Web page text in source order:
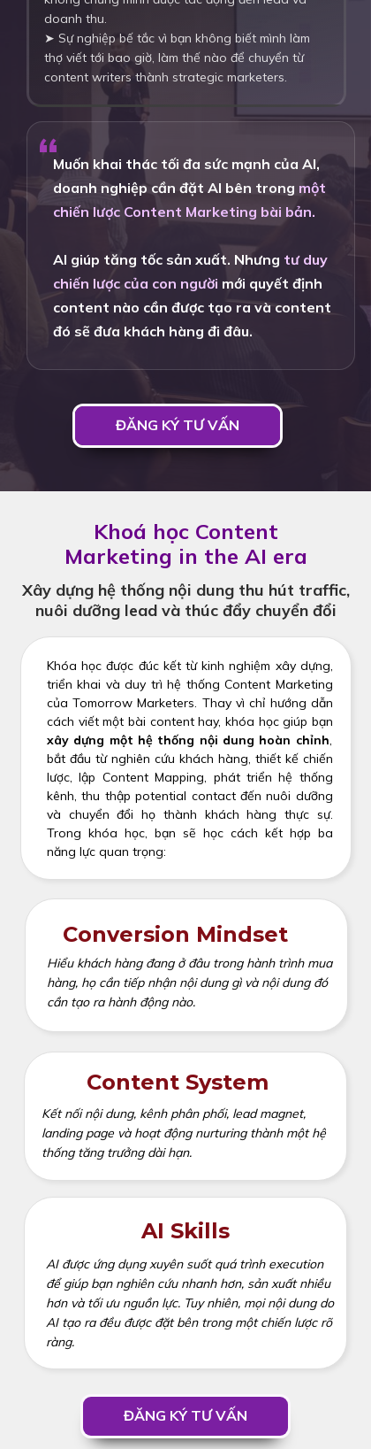
“Muốn khai thác tối đa sức mạnh của AI,
doanh nghiệp cần đặt AI bên trong một
chiến lược Content Marketing bài bản.
AI giúp tăng tốc sản xuất. Nhưng tư duy
chiến lược của con người mới quyết định
content nào cần được tạo ra và content
đó sẽ đưa khách hàng đi đâu.
ĐĂNG KÝ TƯ VẤN
doanh thu.
➤ Sự nghiệp bế tắc vì bạn không biết mình làm
thợ viết tới bao giờ, làm thế nào để chuyển từ
content writers thành strategic marketers.
Khoá học Content
Marketing in the AI era
Conversion Mindset
Hiểu khách hàng đang ở đâu trong hành trình mua
hàng, họ cần tiếp nhận nội dung gì và nội dung đó
cần tạo ra hành động nào.
Content System
Kết nối nội dung, kênh phân phối, lead magnet,
landing page và hoạt động nurturing thành một hệ
thống tăng trưởng dài hạn.
Xây dựng hệ thống nội dung thu hút traffic,
nuôi dưỡng lead và thúc đẩy chuyển đổi
Khóa học được đúc kết từ kinh nghiệm xây dựng,
triển khai và duy trì hệ thống Content Marketing
của Tomorrow Marketers. Thay vì chỉ hướng dẫn
cách viết một bài content hay, khóa học giúp bạn
xây dựng một hệ thống nội dung hoàn chỉnh,
bắt đầu từ nghiên cứu khách hàng, thiết kế chiến
lược, lập Content Mapping, phát triển hệ thống
kênh, thu thập potential contact đến nuôi dưỡng
và chuyển đổi họ thành khách hàng thực sự.
Trong khóa học, bạn sẽ học cách kết hợp ba
năng lực quan trọng:
AI Skills
AI được ứng dụng xuyên suốt quá trình execution
để giúp bạn nghiên cứu nhanh hơn, sản xuất nhiều
hơn và tối ưu nguồn lực. Tuy nhiên, mọi nội dung do
AI tạo ra đều được đặt bên trong một chiến lược rõ
ràng.
ĐĂNG KÝ TƯ VẤN